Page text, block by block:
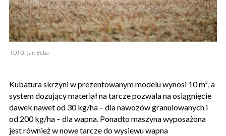
FOTO: Jan Beba
Kubatura skrzyni w prezentowanym modelu wynosi 10 m³, a
system dozujący materiał na tarcze pozwala na osiągnięcie
dawek nawet od 30 kg/ha – dla nawozów granulowanych i
od 200 kg/ha – dla wapna. Ponadto maszyna wyposażona
jest również w nowe tarcze do wysiewu wapna